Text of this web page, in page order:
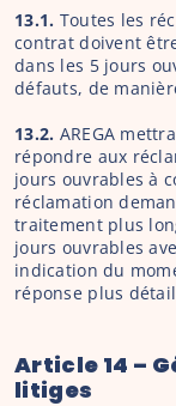
13.1. Toutes les
contrat doivent
dans les 5 jours
défauts, de
13.2. AREGA
répondre aux
jours ouvrables à
réclamation
traitement plus
jours ouvrables
indication du
réponse plus
Article 14 –
litiges